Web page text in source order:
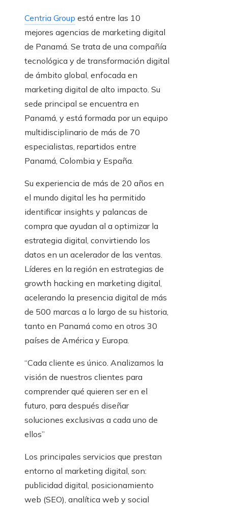
Centria Group está entre las 10
mejores agencias de marketing digital
de Panamá. Se trata de una compañía
tecnológica y de transformación digital
de ámbito global, enfocada en
marketing digital de alto impacto. Su
sede principal se encuentra en
Panamá, y está formada por un equipo
multidisciplinario de más de 70
especialistas, repartidos entre
Panamá, Colombia y España.
Su experiencia de más de 20 años en
el mundo digital les ha permitido
identificar insights y palancas de
compra que ayudan al a optimizar la
estrategia digital, convirtiendo los
datos en un acelerador de las ventas.
Líderes en la región en estrategias de
growth hacking en marketing digital,
acelerando la presencia digital de más
de 500 marcas a lo largo de su historia,
tanto en Panamá como en otros 30
países de América y Europa.
“Cada cliente es único. Analizamos la
visión de nuestros clientes para
comprender qué quieren ser en el
futuro, para después diseñar
soluciones exclusivas a cada uno de
ellos”
Los principales servicios que prestan
entorno al marketing digital, son:
publicidad digital, posicionamiento
web (SEO), analítica web y social